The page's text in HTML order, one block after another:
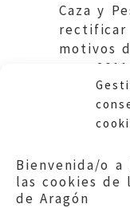
Bienvenida/o
las cookies de
de Aragón
Caza y
rectificar
motivos
para
Medio